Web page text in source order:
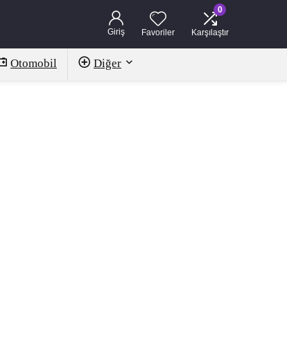
Giriş Favoriler
0
Karşılaştır
Otomobil Diğer